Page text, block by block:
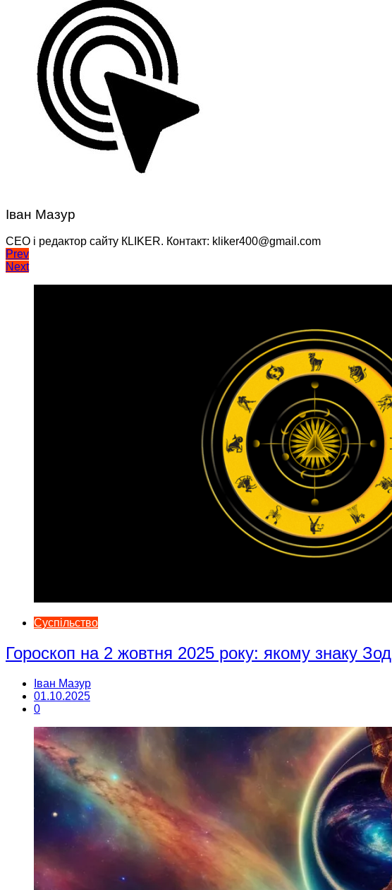
Іван Мазур
CEO і редактор сайту КLIKER. Контакт: kliker400@gmail.com
Навігація
записів
Prev
Next
Суспільство
Гороскоп на 2 жовтня 2025 року: якому знаку
Іван Мазур
01.10.2025
0